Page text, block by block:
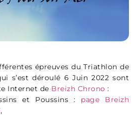
épreuves du Triathlon de
s’est déroulé 6 Juin 2022 sont
Internet de Breizh Chrono :
et Poussins : page Breizh
,